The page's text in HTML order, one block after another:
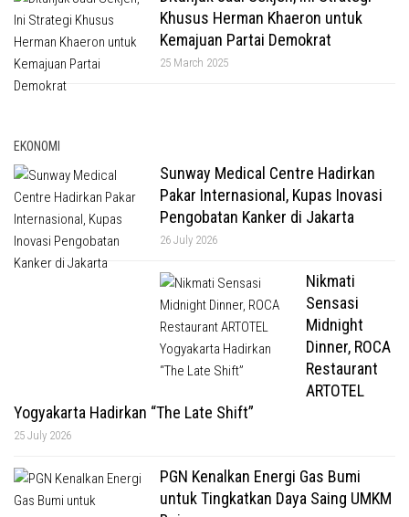
Khusus Herman Khaeron untuk
Kemajuan Partai Demokrat
25 March 2025
EKONOMI
Sunway Medical Centre Hadirkan
Pakar Internasional, Kupas Inovasi
Pengobatan Kanker di Jakarta
26 July 2026
Nikmati
Sensasi
Midnight
Dinner, ROCA
Restaurant
ARTOTEL
Yogyakarta Hadirkan “The Late Shift”
25 July 2026
PGN Kenalkan Energi Gas Bumi
untuk Tingkatkan Daya Saing UMKM